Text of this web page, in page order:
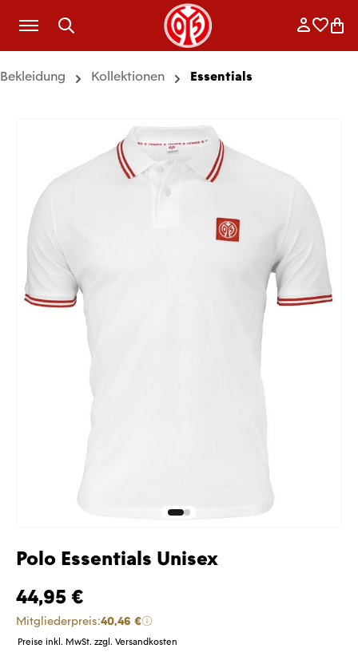
Zum Hauptinhalt springen
Bekleidung Kollektionen Essentials
Polo Essentials Unisex
44,95 €
Mitgliederpreis:40,46 €
Preise inkl. MwSt. zzgl. Versandkosten